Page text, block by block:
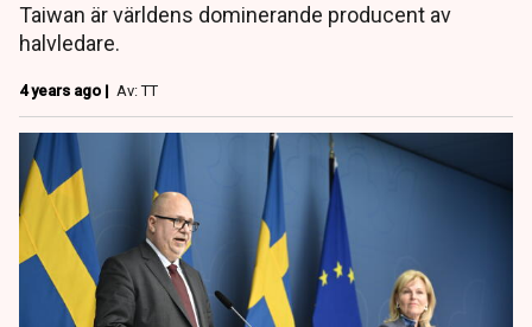
Taiwan är världens dominerande producent av
halvledare.
4 years ago | Av: TT